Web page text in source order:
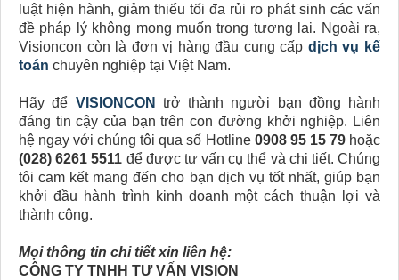
luật hiện hành, giảm thiểu tối đa rủi ro phát sinh các vấn
đề pháp lý không mong muốn trong tương lai. Ngoài ra,
Visioncon còn là đơn vị hàng đầu cung cấp dịch vụ kế
toán chuyên nghiệp tại Việt Nam.
Hãy để VISIONCON
trở thành người bạn đồng hành
đáng tin cậy của bạn trên con đường khởi nghiệp. Liên
hệ ngay với chúng tôi qua số Hotline 0908 95 15 79hoặc
(028) 6261 5511 để được tư vấn cụ thể và chi tiết. Chúng
tôi cam kết mang đến cho bạn dịch vụ tốt nhất, giúp bạn
khởi đầu hành trình kinh doanh một cách thuận lợi và
thành công.
Mọi thông tin chi tiết xin liên hệ:
CÔNG TY TNHH TƯ VẤN VISION